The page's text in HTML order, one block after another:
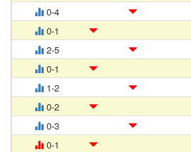
0-4
0-1
2-5
0-1
1-2
0-2
0-3
0-1